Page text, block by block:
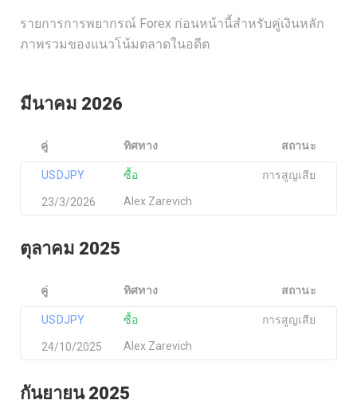
รายการการพยากรณ์ Forex ก่อนหน้านี้สำหรับคู่เงินหลัก
ภาพรวมของแนวโน้มตลาดในอดีต
มีนาคม 2026
คู่ ทิศทาง สถานะ
USDJPY
Alex Zarevich
ซื้อ
23/3/2026
การสูญเสีย
ตุลาคม 2025
คู่ ทิศทาง สถานะ
USDJPY
Alex Zarevich
ซื้อ
24/10/2025
การสูญเสีย
กันยายน 2025